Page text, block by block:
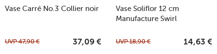
Vase Carré No.3 Collier noir
UVP47,90 € 37,09 €
Vase Soliflor 12 cm
Manufacture Swirl
UVP18,90 € 14,63 €